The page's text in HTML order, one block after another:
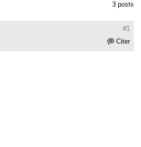
3 posts
#1
Citer